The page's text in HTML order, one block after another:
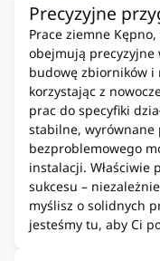
Precyzyjne
Prace ziemne Kępno,
obejmują precyzyjne
budowę zbiorników i
korzystając z
prac do specyfiki
stabilne, wyrównane
bezproblemowego
instalacji. Właściwie
sukcesu –
myślisz o solidnych
jesteśmy tu, aby Ci